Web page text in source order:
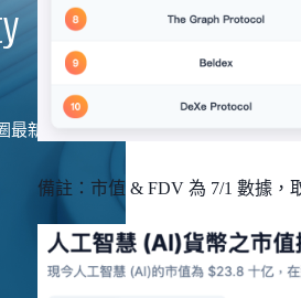
最新資訊
備註：市值 & FDV 為 7/1 數據，